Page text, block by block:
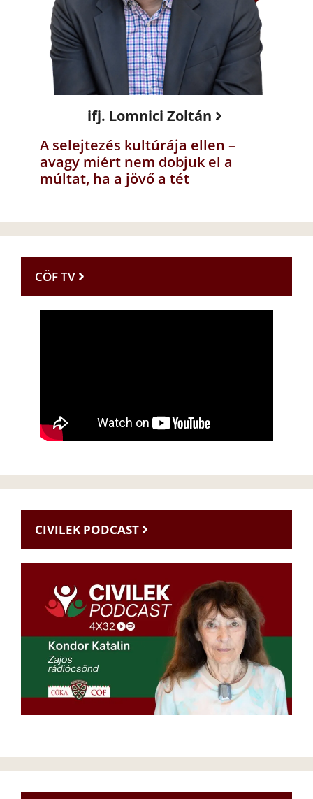
ifj. Lomnici Zoltán
A selejtezés kultúrája ellen –
avagy miért nem dobjuk el a
múltat, ha a jövő a tét
CÖF TV
CIVILEK PODCAST